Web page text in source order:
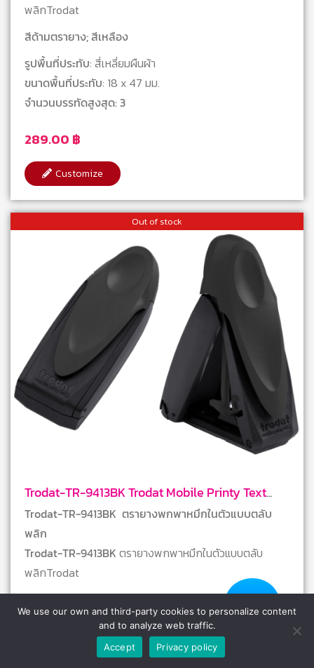
289.00 ฿
พลิกTrodat
สีด้ามตรายาง; สีเหลือง
รูปพื้นที่ประทับ: สี่เหลี่ยมผืนผ้า
ขนาดพื้นที่ประทับ: 18 x 47 มม.
จำนวนบรรทัดสูงสุด: 3
Customize
Out of stock
Trodat-TR-9413BK Trodat Mobile Printy Text
Stamps
Trodat-TR-9413BK ตรายางพกพาหมึกในตัวแบบตลับ
พลิก
Trodat-TR-9413BK ตรายางพกพาหมึกในตัวแบบตลับ
พลิกTrodat
สีด้ามตรายาง; สีดำ
: สี่เหลี่ยมผืนผ้า
: 22 x 58 มม.
We use our own and third-party cookies to personalize content
and to analyze web traffic.
Accept
Privacy policy